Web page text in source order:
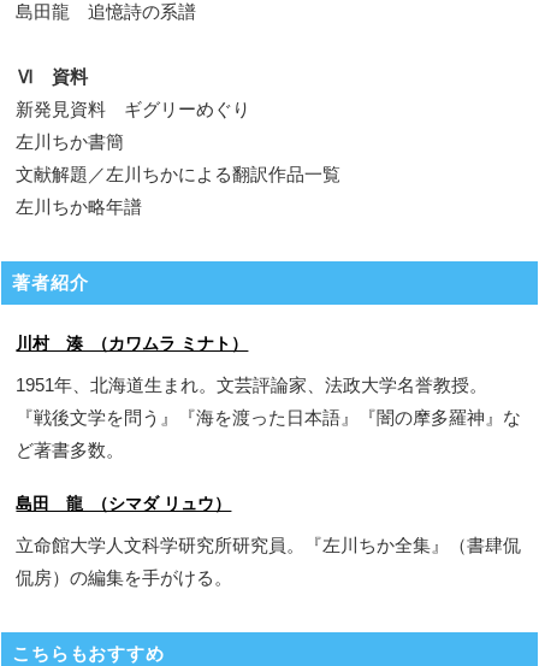
島田龍 追憶詩の系譜
Ⅵ 資料
新発見資料 ギグリーめぐり
左川ちか書簡
文献解題／左川ちかによる翻訳作品一覧
左川ちか略年譜
著者紹介
川村 湊 （カワムラ ミナト）
1951年、北海道生まれ。文芸評論家、法政大学名誉教授。
『戦後文学を問う』『海を渡った日本語』『闇の摩多羅神』な
ど著書多数。
島田 龍 （シマダ リュウ）
立命館大学人文科学研究所研究員。『左川ちか全集』（書肆侃
侃房）の編集を手がける。
こちらもおすすめ